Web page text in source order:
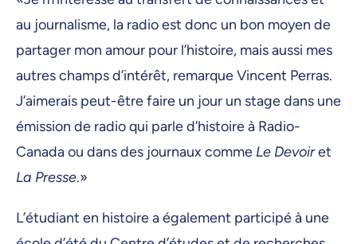
au journalisme, la radio est donc un bon moyen de
partager mon amour pour l’histoire, mais aussi mes
autres champs d’intérêt, remarque Vincent Perras.
J’aimerais peut-être faire un jour un stage dans une
émission de radio qui parle d’histoire à Radio-
Canada ou dans des journaux comme Le Devoiret
La Presse.»
L’étudiant en histoire a également participé à une